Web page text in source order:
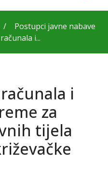
Postupci javne nabave
i...
i
za
tijela